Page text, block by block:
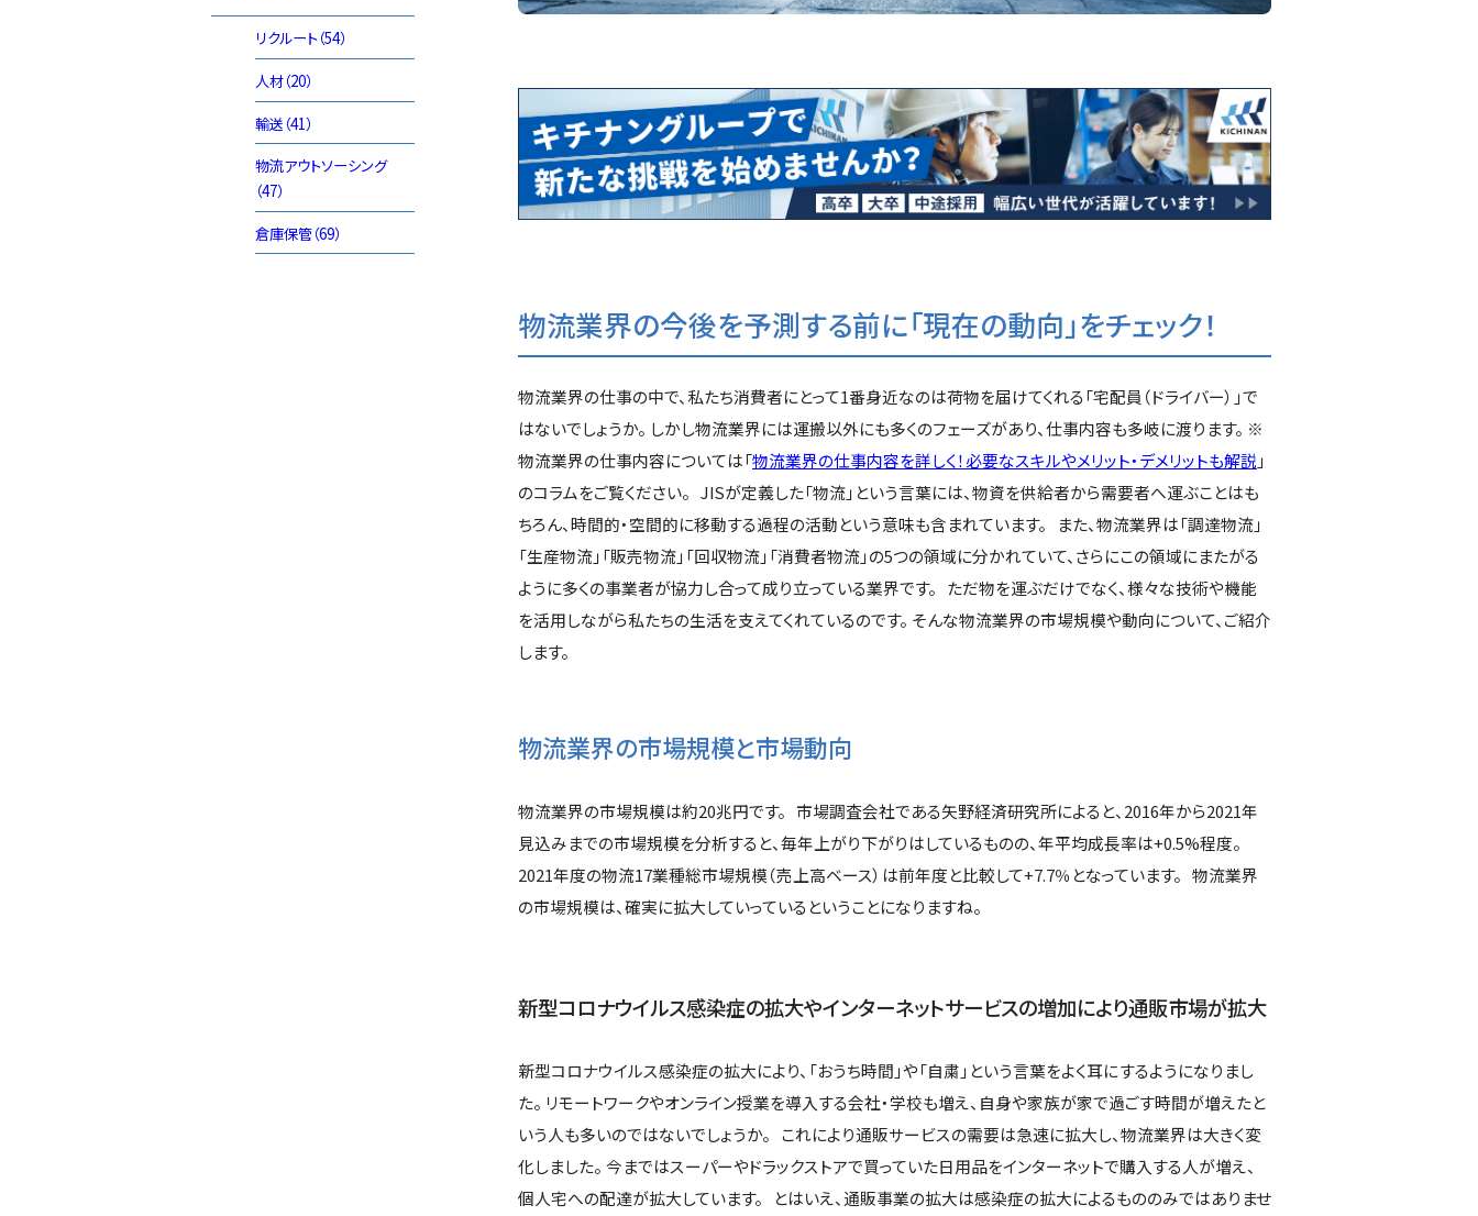
リクルート（54）
人材（20）
輸送（41）
物流アウトソーシング
（47）
倉庫保管（69）
物流業界の今後を予測する前に「現在の動向」をチェック！
物流業界の仕事の中で、私たち消費者にとって1番身近なのは荷物を届けてくれる「宅配員（ドライバー）」で
はないでしょうか。 しかし物流業界には運搬以外にも多くのフェーズがあり、仕事内容も多岐に渡ります。 ※
物流業界の仕事内容については「物流業界の仕事内容を詳しく！必要なスキルやメリット・デメリットも解説 」
のコラムをご覧ください。 JISが定義した「物流」という言葉には、物資を供給者から需要者へ運ぶことはも
ちろん、時間的・空間的に移動する過程の活動という意味も含まれています。 また、物流業界は「調達物流」
「生産物流」「販売物流」「回収物流」「消費者物流」の5つの領域に分かれていて、さらにこの領域にまたがる
ように多くの事業者が協力し合って成り立っている業界です。 ただ物を運ぶだけでなく、様々な技術や機能
を活用しながら私たちの生活を支えてくれているのです。 そんな物流業界の市場規模や動向について、ご紹介
します。
物流業界の市場規模と市場動向
物流業界の市場規模は約20兆円です。 市場調査会社である矢野経済研究所によると、2016年から2021年
見込みまでの市場規模を分析すると、毎年上がり下がりはしているものの、年平均成長率は+0.5%程度。
2021年度の物流17業種総市場規模（売上高ベース）は前年度と比較して+7.7％となっています。 物流業界
の市場規模は、確実に拡大していっているということになりますね。
新型コロナウイルス感染症の拡大やインターネットサービスの増加により通販市場が拡大
新型コロナウイルス感染症の拡大により、「おうち時間」や「自粛」という言葉をよく耳にするようになりまし
た。 リモートワークやオンライン授業を導入する会社・学校も増え、自身や家族が家で過ごす時間が増えたと
いう人も多いのではないでしょうか。 これにより通販サービスの需要は急速に拡大し、物流業界は大きく変
化しました。 今まではスーパーやドラックストアで買っていた日用品をインターネットで購入する人が増え、
個人宅への配達が拡大しています。 とはいえ、通販事業の拡大は感染症の拡大によるもののみではありませ